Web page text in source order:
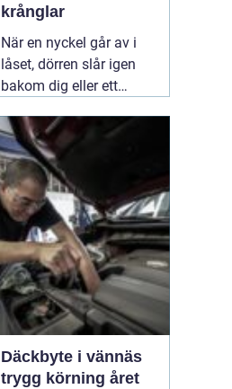
krånglar
När en nyckel går av i
låset, dörren slår igen
bakom dig eller ett
och karm, uppstår ofta
stress och osäkerhet. I
den stunden spelar
klockslaget ingen roll du
behöver hjälp direkt. En
03 augusti 2026
Däckbyte i vännäs
trygg körning året